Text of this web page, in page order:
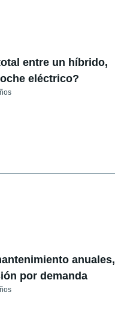
entre un híbrido,
eléctrico?
anuales,
por demanda